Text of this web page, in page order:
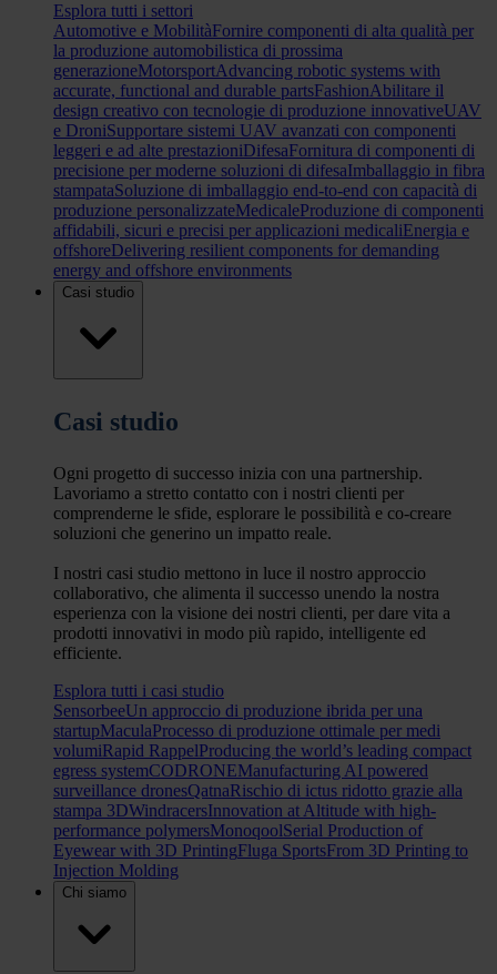
Esplora tutti i settori
Automotive e MobilitàFornire componenti di alta qualità per
la produzione automobilistica di prossima
generazioneMotorsportAdvancing robotic systems with
accurate, functional and durable partsFashionAbilitare il
design creativo con tecnologie di produzione innovativeUAV
e DroniSupportare sistemi UAV avanzati con componenti
leggeri e ad alte prestazioniDifesaFornitura di componenti di
precisione per moderne soluzioni di difesaImballaggio in fibra
stampataSoluzione di imballaggio end-to-end con capacità di
produzione personalizzateMedicaleProduzione di componenti
affidabili, sicuri e precisi per applicazioni medicaliEnergia e
offshoreDelivering resilient components for demanding
energy and offshore environments
Casi studio
Casi studio
Ogni progetto di successo inizia con una partnership.
Lavoriamo a stretto contatto con i nostri clienti per
comprenderne le sfide, esplorare le possibilità e co-creare
soluzioni che generino un impatto reale.
I nostri casi studio mettono in luce il nostro approccio
collaborativo, che alimenta il successo unendo la nostra
esperienza con la visione dei nostri clienti, per dare vita a
prodotti innovativi in modo più rapido, intelligente ed
efficiente.
Esplora tutti i casi studio
SensorbeeUn approccio di produzione ibrida per una
startupMaculaProcesso di produzione ottimale per medi
volumiRapid RappelProducing the world’s leading compact
egress systemCODRONEManufacturing AI powered
surveillance dronesQatnaRischio di ictus ridotto grazie alla
stampa 3DWindracersInnovation at Altitude with high-
performance polymersMonoqoolSerial Production of
Eyewear with 3D PrintingFluga SportsFrom 3D Printing to
Injection Molding
Chi siamo